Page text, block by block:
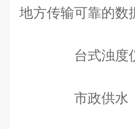
地方传输可靠的数
台式浊度
市政供水